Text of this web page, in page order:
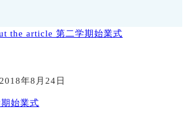
2018年8月24日
始業式